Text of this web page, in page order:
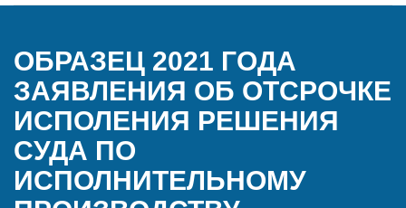
ОБРАЗЕЦ 2021 ГОДА
ЗАЯВЛЕНИЯ ОБ ОТСРОЧКЕ
ИСПОЛЕНИЯ РЕШЕНИЯ
СУДА ПО
ИСПОЛНИТЕЛЬНОМУ